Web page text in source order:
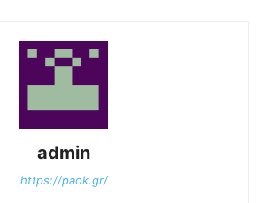
admin
https://paok.gr/